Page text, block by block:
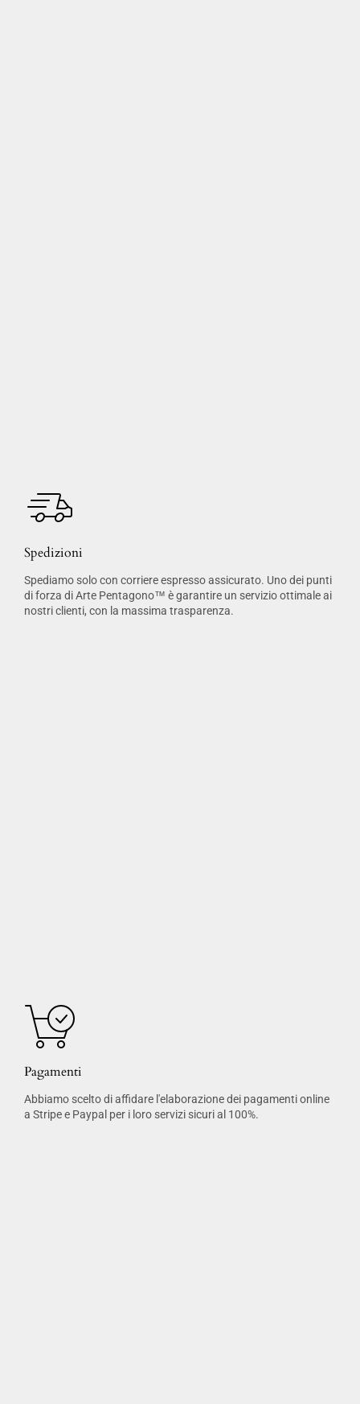
Spedizioni
Spediamo solo con corriere espresso assicurato. Uno dei punti
di forza di Arte Pentagono™ è garantire un servizio ottimale ai
nostri clienti, con la massima trasparenza.
Pagamenti
Abbiamo scelto di affidare l'elaborazione dei pagamenti online
a Stripe e Paypal per i loro servizi sicuri al 100%.